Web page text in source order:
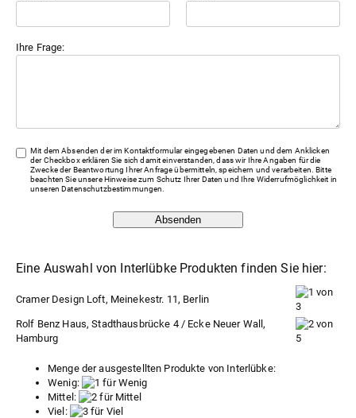
Ihre Frage:
Mit dem Absenden der im Kontaktformular eingegebenen Daten und dem Anklicken
der Checkbox erklären Sie sich damit einverstanden, dass wir Ihre Angaben für die
Zwecke der Beantwortung Ihrer Anfrage übermitteln, speichern und verarbeiten. Bitte
beachten Sie unsere Hinweise zum Schutz Ihrer Daten und Ihre Widerrufmöglichkeit in
unserenDatenschutzbestimmungen
Absenden
Eine Auswahl von Interlübke Produkten finden Sie hier:
Cramer Design Loft, Meinekestr. 11, Berlin
Rolf Benz Haus, Stadthausbrücke 4 / Ecke Neuer Wall,
Hamburg
Menge der ausgestellten Produkte von Interlübke:
Wenig:
Mittel:
Viel: